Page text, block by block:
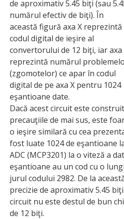
de aproximativ 5.45 biţi (sau
numărul efectiv de biţi). În
această figură axa X reprezintă
codul digital de ieşire al
convertorului de 12 biţi, iar axa
reprezintă numărul
(zgomotelor) ce apar în codul
digital de pe axa X pentru 1024
eşantioane date.
Dacă acest circuit este
precauţiile de mai sus, este
o ieşire similară cu cea
fost luate 1024 de eşantioane
ADC (MCP3201) la o viteză a
eşantioane au un cod cu o
jurul codului 2982. De la
precizie de aproximativ 5.45
circuit nu este destul de bun
de 12 biţi.